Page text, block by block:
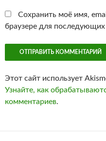
Сохранить моё имя,
браузере для
Этот сайт использует
Узнайте, как
комментариев.